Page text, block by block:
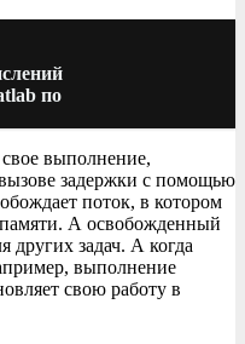
по
выполнение,
задержки с помощью
поток, в котором
памяти. А освобожденный
других задач. А когда
выполнение
свою работу в